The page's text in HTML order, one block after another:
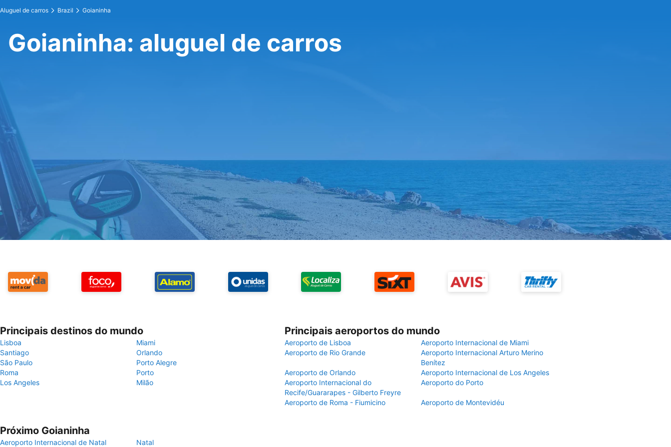
Aluguel de carros Brazil Goianinha
Goianinha: aluguel de carros
Principais destinos do mundo
Lisboa
Miami
Santiago
Orlando
São Paulo
Porto Alegre
Roma
Porto
Los Angeles
Milão
Principais aeroportos do mundo
Aeroporto de Lisboa
Aeroporto Internacional de Miami
Aeroporto de Rio Grande
Aeroporto Internacional Arturo Merino
Benítez
Aeroporto de Orlando
Aeroporto Internacional de Los Angeles
Aeroporto Internacional do
Recife/Guararapes - Gilberto Freyre
Aeroporto do Porto
Aeroporto de Roma - Fiumicino Aeroporto de Montevidéu
Próximo Goianinha
Aeroporto Internacional de Natal Natal